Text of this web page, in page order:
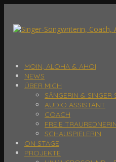
MOIN, ALOHA & AHOI
NEWS
ÜBER MICH
SÄNGERIN & SINGER
AUDIO ASSISTANT
COACH
FREIE
SCHAUSPIELERIN
ON STAGE
PROJEKTE